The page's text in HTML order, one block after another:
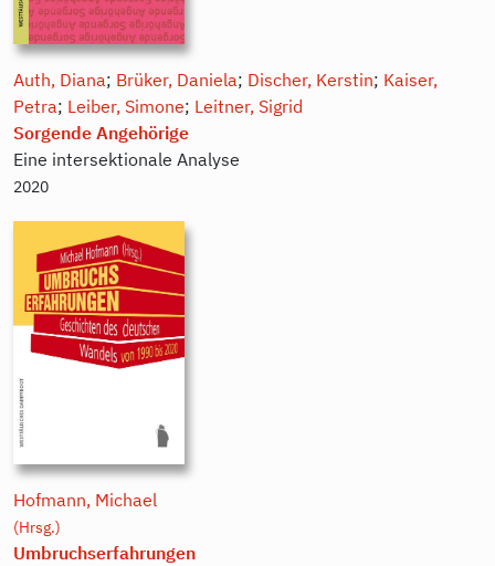
Auth, Diana; Brüker, Daniela; Discher, Kerstin; Kaiser,
Petra; Leiber, Simone; Leitner, Sigrid
Sorgende Angehörige
Eine intersektionale Analyse
2020
Hofmann, Michael
(Hrsg.)
Umbruchserfahrungen